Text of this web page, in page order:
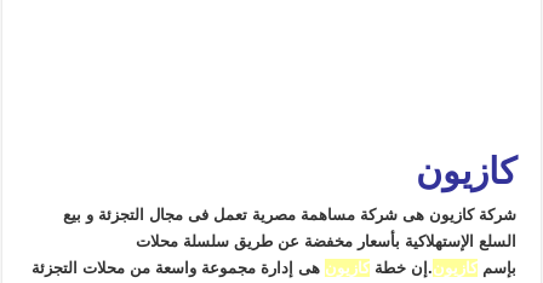
كازيون
شركة كازيون هى شركة مساهمة مصرية تعمل فى مجال التجزئة و بيع
السلع الإستهلاكية بأسعار مخفضة عن طريق سلسلة محلات
بإسم كازيون.إن خطة كازيونهى إدارة مجموعة واسعة من محلات التجزئة